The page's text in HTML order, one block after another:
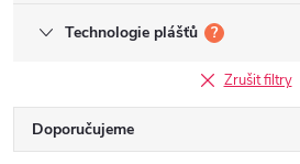
Technologie plášťů ?
Zrušit filtry
Ř
Doporučujeme